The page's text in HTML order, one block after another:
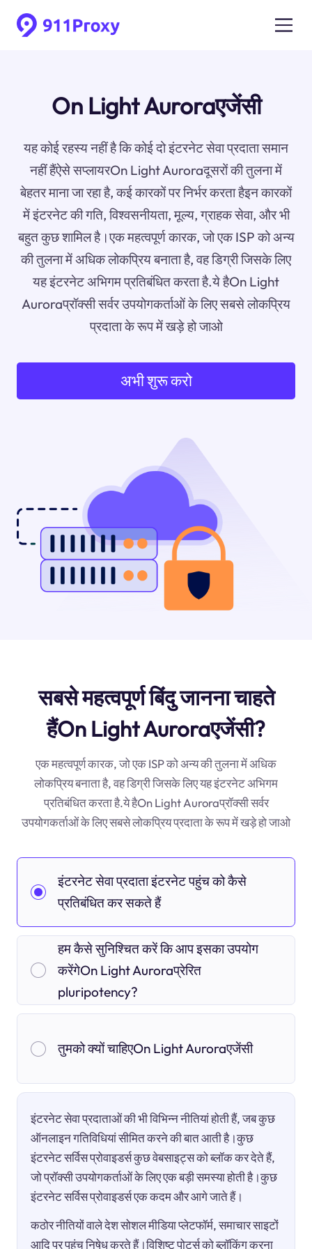
On Light Auroraएजेंसी
यह कोई रहस्य नहीं है कि कोई दो इंटरनेट सेवा प्रदाता समान
नहीं हैंऐसे सप्लायरOn Light Auroraदूसरों की तुलना में
बेहतर माना जा रहा है, कई कारकों पर निर्भर करता हैइन कारकों
में इंटरनेट की गति, विश्वसनीयता, मूल्य, ग्राहक सेवा, और भी
बहुत कुछ शामिल है।एक महत्वपूर्ण कारक, जो एक ISP को अन्य
की तुलना में अधिक लोकप्रिय बनाता है, वह डिग्री जिसके लिए
यह इंटरनेट अभिगम प्रतिबंधित करता है.ये हैOn Light
Auroraप्रॉक्सी सर्वर उपयोगकर्ताओं के लिए सबसे लोकप्रिय
प्रदाता के रूप में खड़े हो जाओ
अभी शुरू करो
सबसे महत्वपूर्ण बिंदु जानना चाहते
हैंOn Light Auroraएजेंसी?
एक महत्वपूर्ण कारक, जो एक ISP को अन्य की तुलना में अधिक
लोकप्रिय बनाता है, वह डिग्री जिसके लिए यह इंटरनेट अभिगम
प्रतिबंधित करता है.ये हैOn Light Auroraप्रॉक्सी सर्वर
उपयोगकर्ताओं के लिए सबसे लोकप्रिय प्रदाता के रूप में खड़े हो जाओ
इंटरनेट सेवा प्रदाता इंटरनेट पहुंच को कैसे
प्रतिबंधित कर सकते हैं
हम कैसे सुनिश्चित करें कि आप इसका उपयोग
करेंगेOn Light Auroraप्रेरित
pluripotency?
तुमको क्यों चाहिएOn Light Auroraएजेंसी
इंटरनेट सेवा प्रदाताओं की भी विभिन्न नीतियां होती हैं, जब कुछ
ऑनलाइन गतिविधियां सीमित करने की बात आती है।कुछ
इंटरनेट सर्विस प्रोवाइडर्स कुछ वेबसाइट्स को ब्लॉक कर देते हैं,
जो प्रॉक्सी उपयोगकर्ताओं के लिए एक बड़ी समस्या होती है।कुछ
इंटरनेट सर्विस प्रोवाइडर्स एक कदम और आगे जाते हैं।
कठोर नीतियों वाले देश सोशल मीडिया प्लेटफॉर्म, समाचार साइटों
आदि पर पहुंच निषेध करते हैं।विशिष्ट पोर्ट्स को ब्लॉकिंग करना